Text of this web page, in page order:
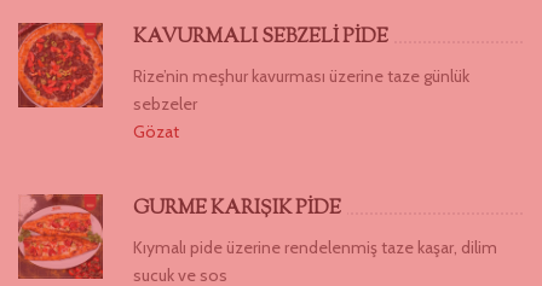
KAVURMALI SEBZELİ PİDE
Rize’nin meşhur kavurması üzerine taze günlük
sebzeler
Gözat
GURME KARIŞIK PİDE
Kıymalı pide üzerine rendelenmiş taze kaşar, dilim
sucuk ve sos